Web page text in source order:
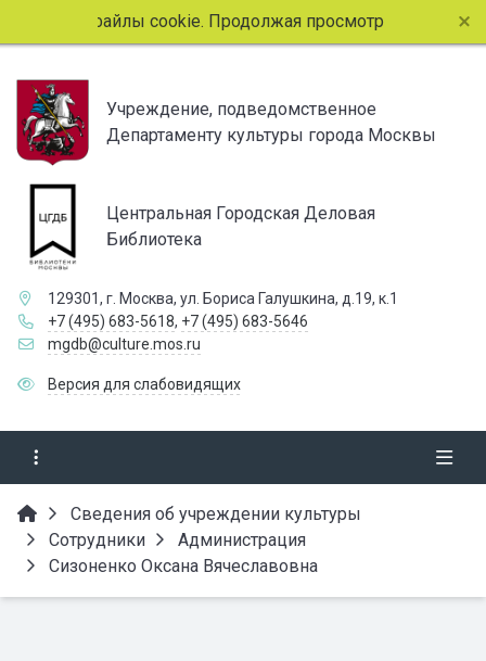
файлы cookie. Продолжая просмотр страниц
Учреждение, подведомственное
Департаменту культуры города Москвы
Центральная Городская Деловая
Библиотека
129301, г. Москва, ул. Бориса Галушкина, д.19, к.1
+7 (495) 683-5618, +7 (495) 683-5646
mgdb@culture.mos.ru
Версия для слабовидящих
Сведения об учреждении культуры
Сотрудники
Администрация
Сизоненко Оксана Вячеславовна